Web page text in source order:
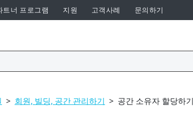
트너 프로그램 지원 고객사례 문의하기
> 회원, 빌딩, 공간 관리하기 > 공간 소유자 할당하기